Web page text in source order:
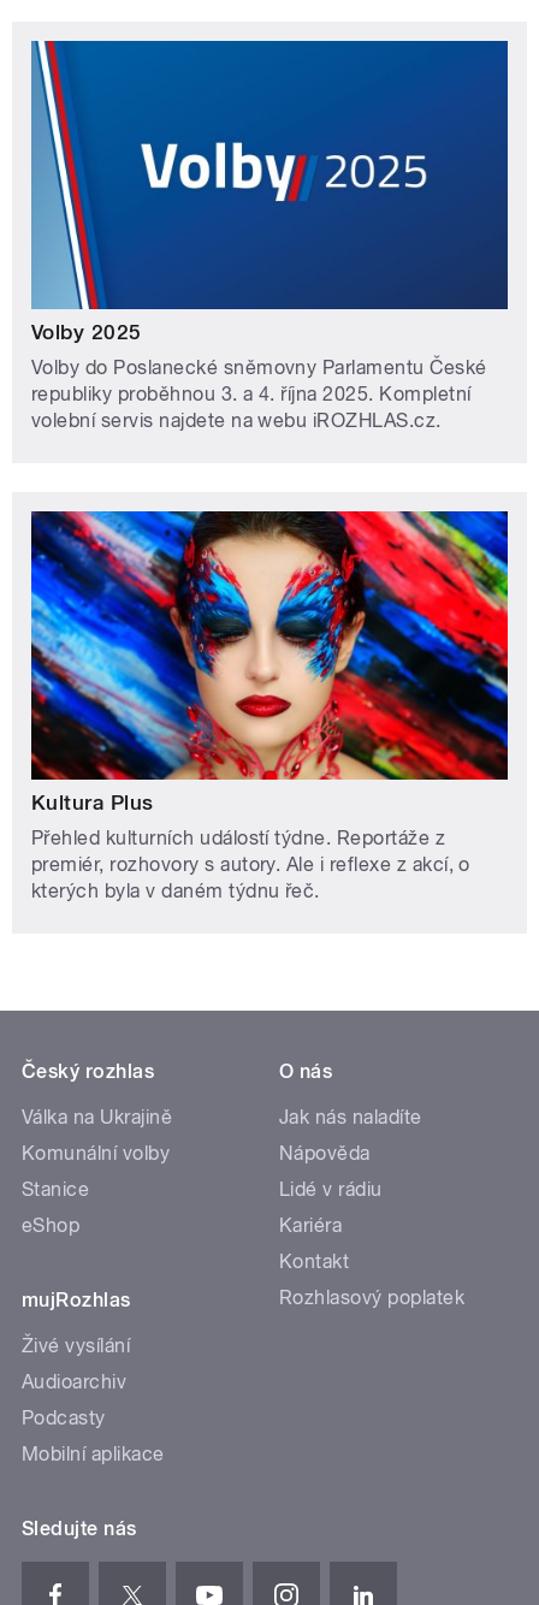
Volby 2025
Volby do Poslanecké sněmovny Parlamentu České
republiky proběhnou 3. a 4. října 2025. Kompletní
volební servis najdete na webu iROZHLAS.cz.
Kultura Plus
Přehled kulturních událostí týdne. Reportáže z
premiér, rozhovory s autory. Ale i reflexe z akcí, o
kterých byla v daném týdnu řeč.
Český rozhlas
Válka na Ukrajině
Komunální volby
Stanice
eShop
mujRozhlas
Živé vysílání
Audioarchiv
Podcasty
Mobilní aplikace
O nás
Jak nás naladíte
Nápověda
Lidé v rádiu
Kariéra
Kontakt
Rozhlasový poplatek
Sledujte nás